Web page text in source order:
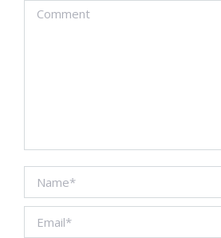
Comment
Name *
Email *